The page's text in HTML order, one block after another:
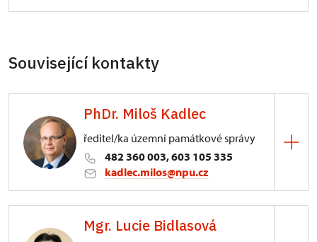
Související kontakty
PhDr. Miloš Kadlec
ředitel/ka územní památkové správy
482 360 003, 603 105 335
kadlec.milos@npu.cz
3/, Sychrov 3
Mgr. Lucie Bidlasová